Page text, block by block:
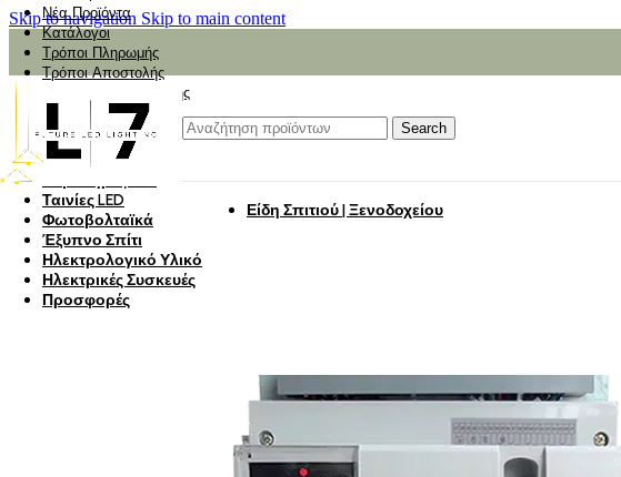
Skip to navigation Skip to main content
Νέα Προϊόντα
Κατάλογοι
Τρόποι Πληρωμής
Τρόποι Αποστολής
Αναζήτηση Αποστολής
Αξιολόγηση
Search
Φωτιστικά
Φωτιστικά Κήπου
Πάνελ Οροφής
Ταινίες LED
Φωτοβολταϊκά
Έξυπνο Σπίτι
Ηλεκτρολογικό Υλικό
Ηλεκτρικές Συσκευές
Προσφορές
Είδη Σπιτιού | Ξενοδοχείου